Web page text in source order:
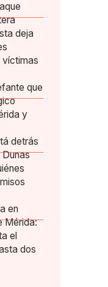
deja
víctimas
que
y
detrás
en
Mérida:
el
dos